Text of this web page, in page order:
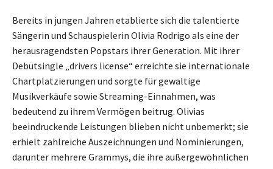
Bereits in jungen Jahren etablierte sich die talentierte
Sängerin und Schauspielerin Olivia Rodrigo als eine der
herausragendsten Popstars ihrer Generation. Mit ihrer
Debütsingle „drivers license“ erreichte sie internationale
Chartplatzierungen und sorgte für gewaltige
Musikverkäufe sowie Streaming-Einnahmen, was
bedeutend zu ihrem Vermögen beitrug. Olivias
beeindruckende Leistungen blieben nicht unbemerkt; sie
erhielt zahlreiche Auszeichnungen und Nominierungen,
darunter mehrere Grammys, die ihre außergewöhnlichen